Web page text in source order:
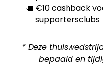
€10 cashback
supportersclubs
* Deze
bepaald en